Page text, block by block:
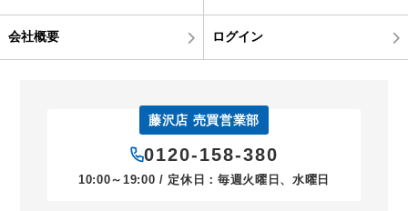
会社概要 ログイン
藤沢店 売買営業部
0120-158-380
10:00～19:00 / 定休日：毎週火曜日、水曜日